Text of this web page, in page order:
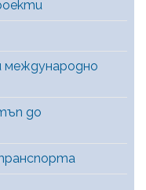
международно
до